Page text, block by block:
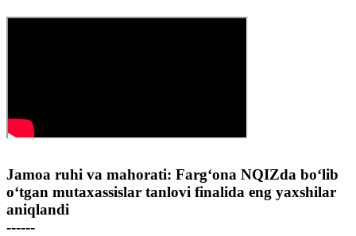
Jamoa ruhi va mahorati: Farg‘ona NQIZda bo‘lib
o‘tgan mutaxassislar tanlovi finalida eng yaxshilar
aniqlandi
------